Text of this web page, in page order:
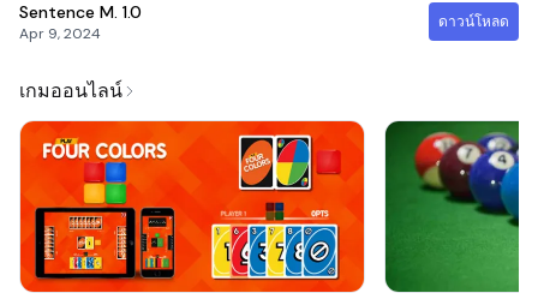
Sentence M. 1.0
Apr 9, 2024
ดาวน์โหลด
เกมออนไลน์